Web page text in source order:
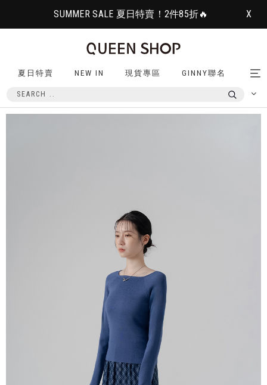
SUMMER SALE 夏日特賣！2件85折🔥 X
夏日特賣 NEW IN 現貨專區 GINNY聯名